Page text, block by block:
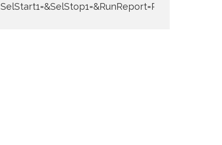
SelStart1=&SelStop1=&RunReport=Run+Report"]